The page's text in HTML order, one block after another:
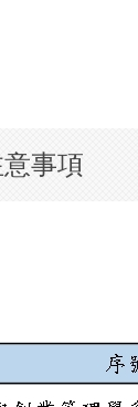
事項